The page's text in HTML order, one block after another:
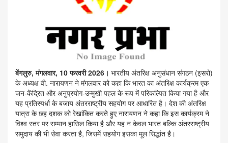
बेंगलुरु, मंगलवार, 10 फरवरी 2026। भारतीय अंतरिक्ष अनुसंधान संगठन (इसरो)
के अध्यक्ष वी. नारायणन ने मंगलवार को कहा कि भारत का अंतरिक्ष कार्यक्रम एक
जन-केंद्रित और अनुप्रयोग-उन्मुखी पहल के रूप में परिकल्पित किया गया है और
यह प्रतिस्पर्धा के बजाय अंतरराष्ट्रीय सहयोग पर आधारित है। देश की अंतरिक्ष
यात्रा के छह दशक को रेखांकित करते हुए नारायणन ने कहा कि इस कार्यक्रम ने
विश्व स्तर पर सम्मान हासिल किया है और यह न केवल भारत बल्कि अंतरराष्ट्रीय
समुदाय की भी सेवा करता है, जिसमें सहयोग इसका मूल सिद्धांत है।